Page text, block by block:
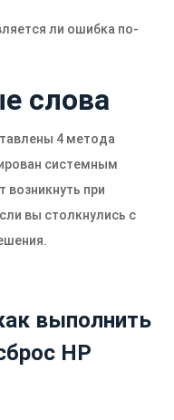
ли ошибка по-
слова
4 метода
системным
при
вы столкнулись с
выполнить
HP